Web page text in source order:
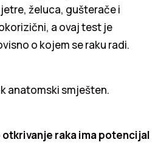
želuca, gušterače i
a ovaj test je
o kojem se raku radi.
anatomski smješten.
raka ima potencijal